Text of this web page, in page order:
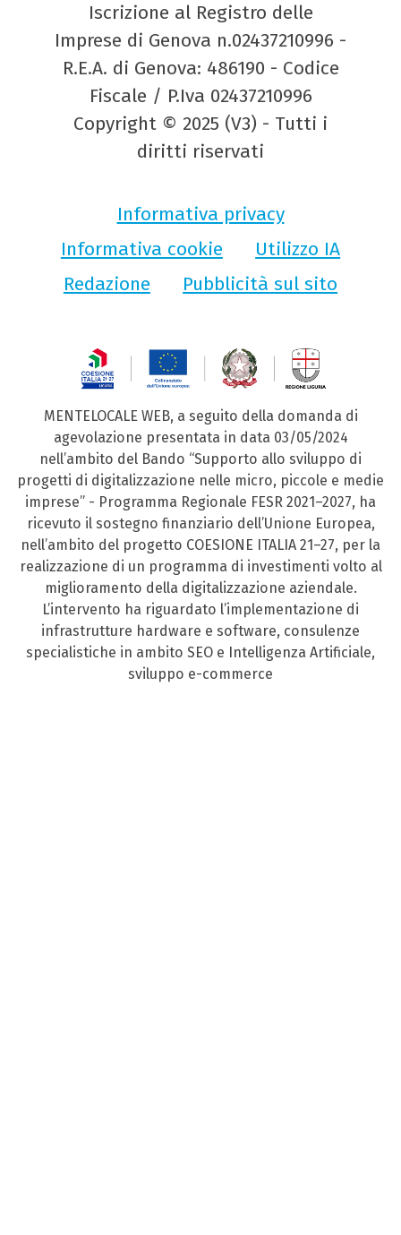
Iscrizione al Registro delle
Imprese di Genova n.02437210996 -
R.E.A. di Genova: 486190 - Codice
Fiscale / P.Iva 02437210996
Copyright © 2025 (V3) - Tutti i
diritti riservati
Informativa privacy
Informativa cookie
Utilizzo IA
Redazione
Pubblicità sul sito
MENTELOCALE WEB, a seguito della domanda di
agevolazione presentata in data 03/05/2024
nell’ambito del Bando “Supporto allo sviluppo di
progetti di digitalizzazione nelle micro, piccole e medie
imprese” - Programma Regionale FESR 2021–2027, ha
ricevuto il sostegno finanziario dell’Unione Europea,
nell’ambito del progetto COESIONE ITALIA 21–27, per la
realizzazione di un programma di investimenti volto al
miglioramento della digitalizzazione aziendale.
L’intervento ha riguardato l’implementazione di
infrastrutture hardware e software, consulenze
specialistiche in ambito SEO e Intelligenza Artificiale,
sviluppo e-commerce